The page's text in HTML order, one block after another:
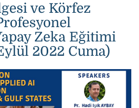
ve Körfez
Zeka Eğitimi
2022 Cuma)